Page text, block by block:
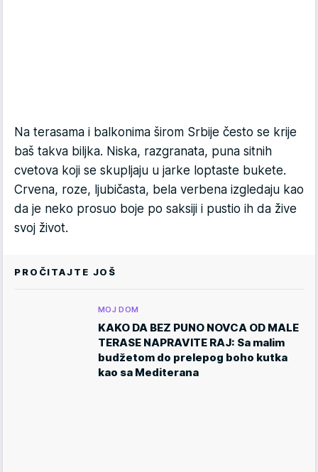
Na terasama i balkonima širom Srbije često se krije
baš takva biljka. Niska, razgranata, puna sitnih
cvetova koji se skupljaju u jarke loptaste bukete.
Crvena, roze, ljubičasta, bela verbena izgledaju kao
da je neko prosuo boje po saksiji i pustio ih da žive
svoj život.
PROČITAJTE JOŠ
MOJ DOM
KAKO DA BEZ PUNO NOVCA OD MALE
TERASE NAPRAVITE RAJ: Sa malim
budžetom do prelepog boho kutka
kao sa Mediterana